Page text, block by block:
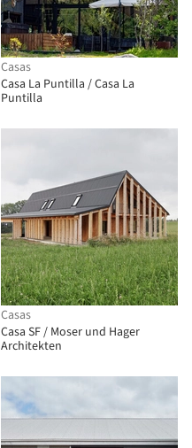
Casas
Casa La Puntilla / Casa La
Puntilla
Casas
Casa SF / Moser und Hager
Architekten